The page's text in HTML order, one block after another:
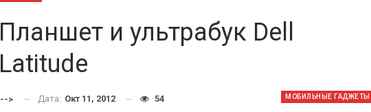
Планшет и ультрабук Dell
Latitude
МОБИЛЬНЫЕ ГАДЖЕТЫ
--> Дата: Окт 11, 2012 54
ОБЛАКА
Краткий статистический
Итоги и Бестселлеры